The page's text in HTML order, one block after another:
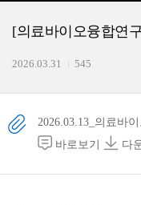
[의료바이오융합연
2026.03.31 545
2026.03.13_의료바
바로보기
다